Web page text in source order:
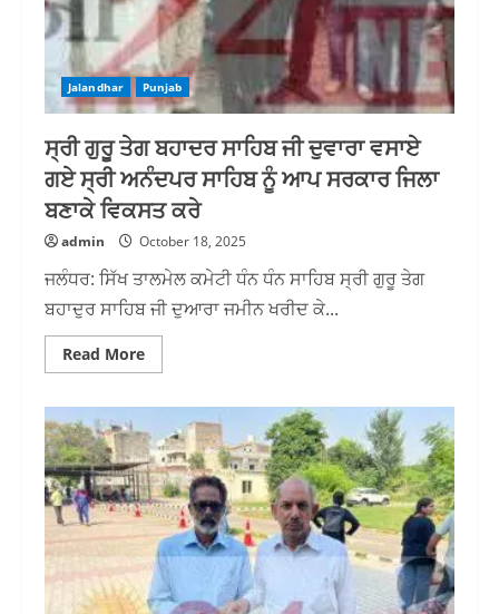
ਸਮਰਪਿਤ
ਪਿੰਡ
ਉਧੋਪੁਰ
ਵਿੱਚ
ਗੁਰਮਤ
ਸਮਾਗਮ
ਕਲ
Jalandhar Punjab
ਸ੍ਰੀ ਗੁਰੂ ਤੇਗ ਬਹਾਦਰ ਸਾਹਿਬ ਜੀ ਦੁਵਾਰਾ ਵਸਾਏ
ਗਏ ਸ੍ਰੀ ਅਨੰਦਪਰ ਸਾਹਿਬ ਨੂੰ ਆਪ ਸਰਕਾਰ ਜਿਲਾ
ਬਣਾਕੇ ਵਿਕਸਤ ਕਰੇ
admin October 18, 2025
ਜਲੰਧਰ: ਸਿੱਖ ਤਾਲਮੇਲ ਕਮੇਟੀ ਧੰਨ ਧੰਨ ਸਾਹਿਬ ਸ੍ਰੀ ਗੁਰੂ ਤੇਗ
ਬਹਾਦੁਰ ਸਾਹਿਬ ਜੀ ਦੁਆਰਾ ਜਮੀਨ ਖਰੀਦ ਕੇ...
Read MoreRead
more
ਤੇਗ
ਬਹਾਦਰ
ਸਾਹਿਬ
ਜੀ
ਦੁਵਾਰਾ
ਵਸਾਏ
ਗਏ
ਸ੍ਰੀ
ਅਨੰਦਪਰ
ਸਾਹਿਬ
ਨੂੰ
ਆਪ